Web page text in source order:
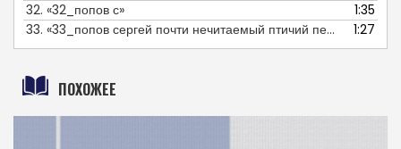
32. «32_попов с»
1:35
33. «33_попов сергей почти нечитаемый птичий петит» 1:27
ПОХОЖЕЕ